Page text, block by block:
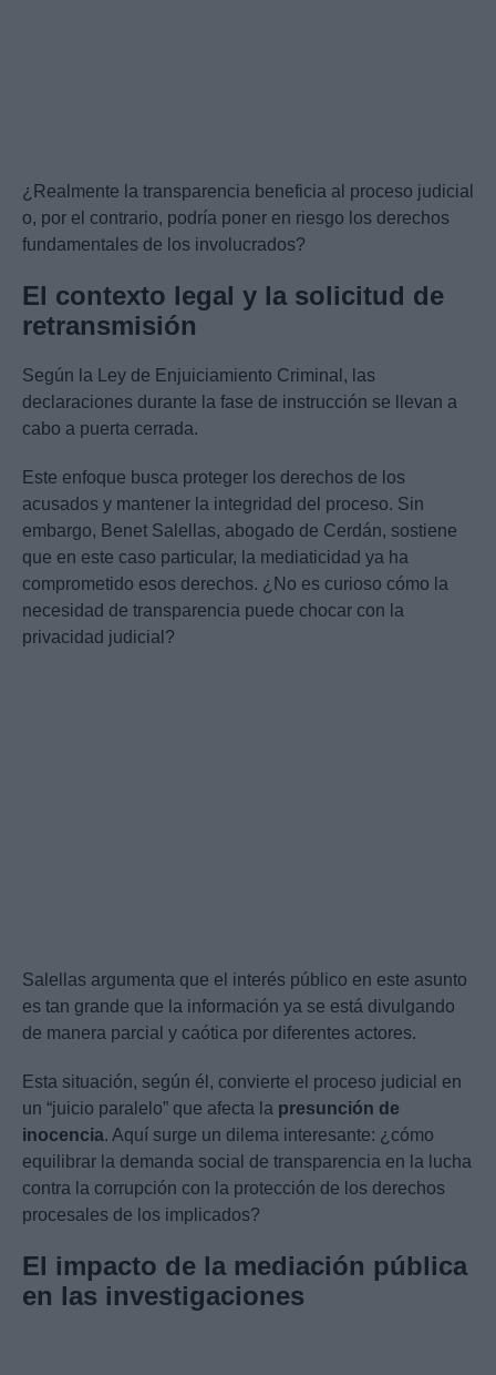
¿Realmente la transparencia beneficia al proceso judicial
o, por el contrario, podría poner en riesgo los derechos
fundamentales de los involucrados?
El contexto legal y la solicitud de
retransmisión
Según la Ley de Enjuiciamiento Criminal, las
declaraciones durante la fase de instrucción se llevan a
cabo a puerta cerrada.
Este enfoque busca proteger los derechos de los
acusados y mantener la integridad del proceso. Sin
embargo, Benet Salellas, abogado de Cerdán, sostiene
que en este caso particular, la mediaticidad ya ha
comprometido esos derechos. ¿No es curioso cómo la
necesidad de transparencia puede chocar con la
privacidad judicial?
Salellas argumenta que el interés público en este asunto
es tan grande que la información ya se está divulgando
de manera parcial y caótica por diferentes actores.
Esta situación, según él, convierte el proceso judicial en
un “juicio paralelo” que afecta la presunción de
inocencia. Aquí surge un dilema interesante: ¿cómo
equilibrar la demanda social de transparencia en la lucha
contra la corrupción con la protección de los derechos
procesales de los implicados?
El impacto de la mediación pública
en las investigaciones